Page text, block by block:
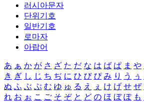
러시아문자
단위기호
일반기호
로마자
아랍어
あ ぁ か が さ ざ た だ な は ば ぱ ま や
き ぎ し じ ち ぢ に ひ び ぴ み り う ぅ
ぬ ふ ぶ ぷ む ゆ ゅ る え ぇ け げ せ ぜ
れ お ぉ こ ご そ ぞ と ど の ほ ぼ ぽ も